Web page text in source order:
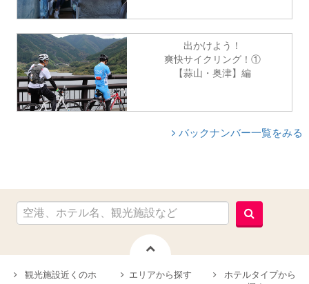
出かけよう！
爽快サイクリング！①
【蒜山・奥津】編
バックナンバー一覧をみる
観光施設近くのホ
エリアから探す
ホテルタイプから